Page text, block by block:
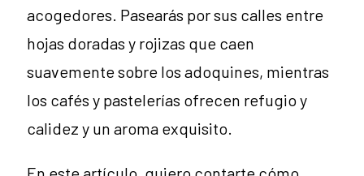
acogedores. Pasearás por sus calles entre
hojas doradas y rojizas que caen
suavemente sobre los adoquines, mientras
los cafés y pastelerías ofrecen refugio y
calidez y un aroma exquisito.